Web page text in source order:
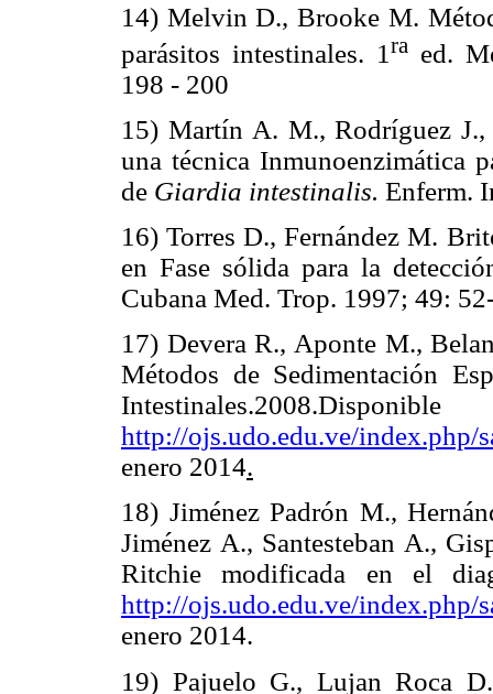
14) Melvin D., Brooke M.
parásitos intestinales. 1 raed.
198 - 200
15) Martín A. M., Rodríguez
una técnica Inmunoenzimática
de Giardia intestinalis. Enferm.
16) Torres D., Fernández M.
en Fase sólida para la
Cubana Med. Trop. 1997; 49:
17) Devera R., Aponte M.,
Métodos de Sedimentación
http://ojs.udo.edu.ve/index.php/
enero 2014.
18) Jiménez Padrón M.,
Jiménez A., Santesteban A.,
Ritchie modificada en el
http://ojs.udo.edu.ve/index.php/
enero 2014.
19) Pajuelo G., Lujan Roca